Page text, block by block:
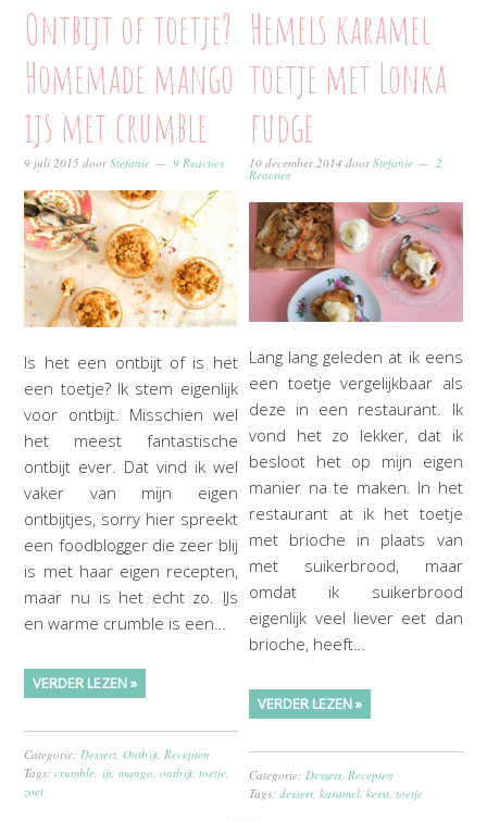
Ontbijt of toetje?
Homemade mango
ijs met crumble
9 juli 2015 doorStefanie 9 Reacties
Is het een ontbijt of is het
een toetje? Ik stem eigenlijk
voor ontbijt. Misschien wel
het meest fantastische
ontbijt ever. Dat vind ik wel
vaker van mijn eigen
ontbijtjes, sorry hier spreekt
een foodblogger die zeer blij
is met haar eigen recepten,
maar nu is het echt zo. IJs
en warme crumble is een…
VERDER LEZEN »
Categorie:Dessert,Ontbijt,Recepten
Tags:crumble, ijs,mango,ontbijt,toetje,
zoet
Hemels karamel
toetje met Lonka
fudge
10 december 2014 doorStefanie 2
Reacties
Lang lang geleden at ik eens
een toetje vergelijkbaar als
deze in een restaurant. Ik
vond het zo lekker, dat ik
besloot het op mijn eigen
manier na te maken. In het
restaurant at ik het toetje
met brioche in plaats van
met suikerbrood, maar
omdat ik suikerbrood
eigenlijk veel liever eet dan
brioche, heeft…
VERDER LEZEN »
Categorie: Dessert Recepten
Tags:dessert ,karamel ,kerst ,toetje